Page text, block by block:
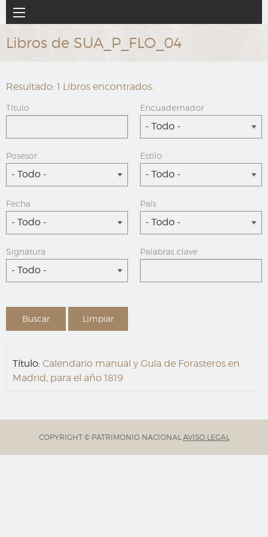
al
contenido
principal
Navegación
principal
Libros de SUA_P_FLO_04
Resultado: 1 Libros encontrados.
Título Encuadernador
- Todo -
Posesor
- Todo -
Estilo
- Todo -
Fecha
- Todo -
País
- Todo -
Signatura
- Todo -
Palabras clave
Título: Calendario manual y Guía de Forasteros en
Madrid, para el año 1819
COPYRIGHT © PATRIMONIO NACIONAL AVISO LEGAL